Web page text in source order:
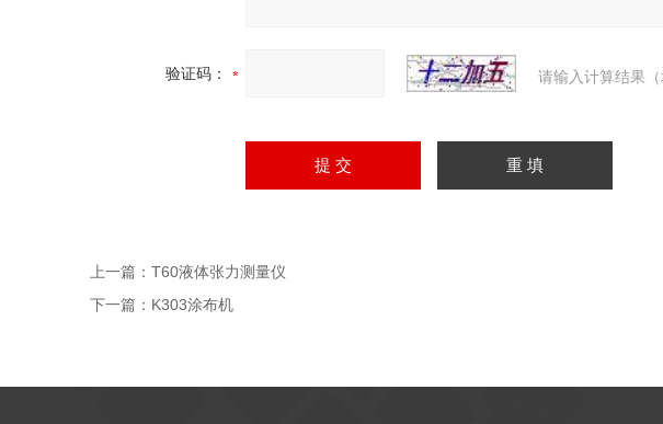
验证码： 请输入计算结果
上一篇： T60液体张力测量仪
下一篇： K303涂布机